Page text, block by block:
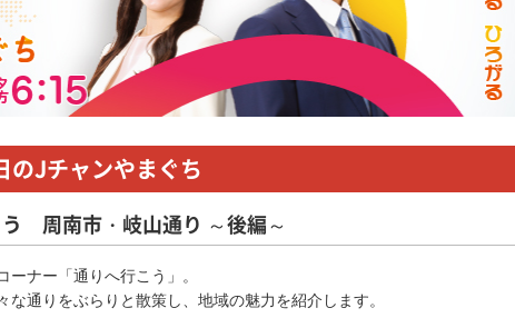
のJチャンやまぐち
周南市・岐山通り ～後編～
ーナー「通りへ行こう」。
な通りをぶらりと散策し、地域の魅力を紹介します。